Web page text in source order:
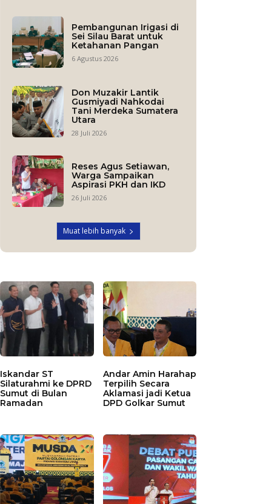
Pembangunan Irigasi di
Sei Silau Barat untuk
Ketahanan Pangan
6 Agustus 2026
Don Muzakir Lantik
Gusmiyadi Nahkodai
Tani Merdeka Sumatera
Utara
28 Juli 2026
Reses Agus Setiawan,
Warga Sampaikan
Aspirasi PKH dan IKD
26 Juli 2026
Muat lebih banyak
Iskandar ST
Silaturahmi ke DPRD
Sumut di Bulan
Ramadan
Andar Amin Harahap
Terpilih Secara
Aklamasi jadi Ketua
DPD Golkar Sumut